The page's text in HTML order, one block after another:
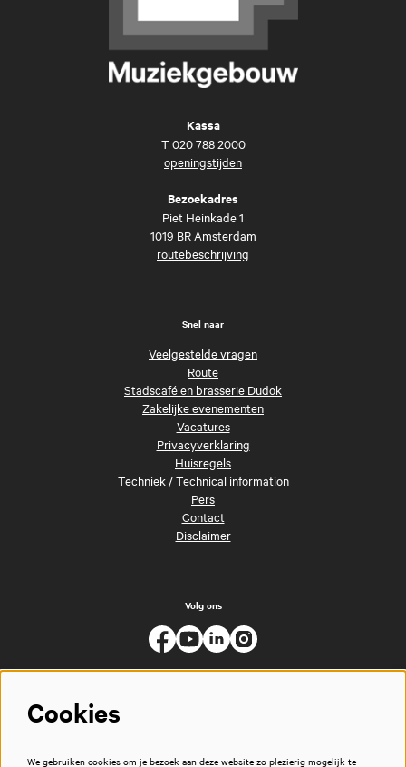
Kassa
T 020 788 2000
openingstijden
Bezoekadres
Piet Heinkade 1
1019 BR Amsterdam
routebeschrijving
Snel naar
Veelgestelde vragen
Route
Stadscafé en brasserie Dudok
Zakelijke evenementen
Vacatures
Privacyverklaring
Huisregels
Techniek/Technical information
Pers
Contact
Disclaimer
Volg ons
Cookies
We gebruiken cookies om je bezoek aan deze website zo plezierig mogelijk te